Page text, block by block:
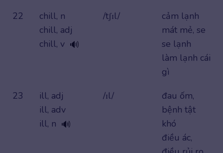
22
chill, n
chill, adj
chill, v 🔊
/tʃɪl/
cảm lạnh
mát mẻ, se
se lạnh
làm lạnh cái
gì
23
ill, adj
ill, adv
ill, n 🔊
/ɪl/
đau ốm,
bệnh tật
khó
điều ác,